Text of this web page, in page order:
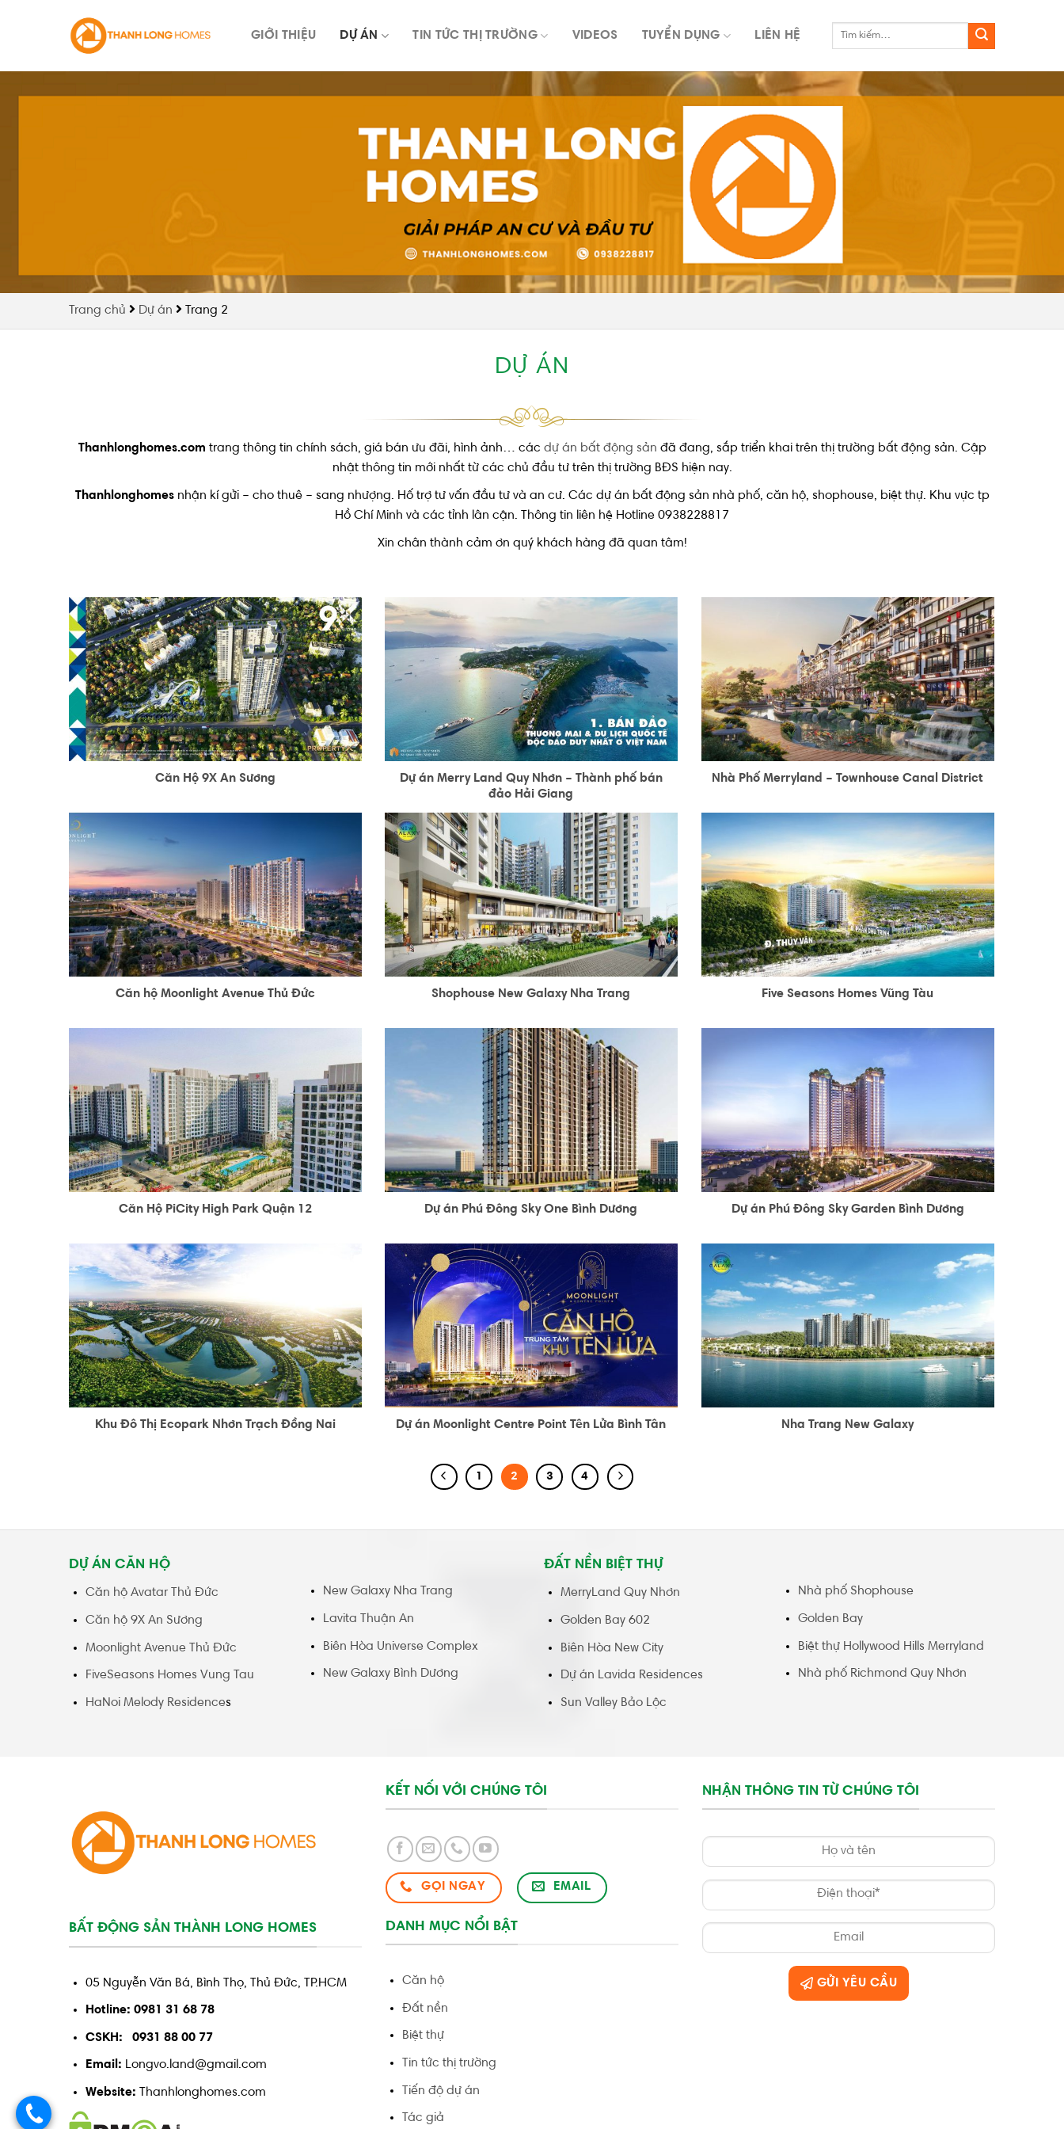
GIỚI THIỆU DỰ ÁN TIN TỨC THỊ TRƯỜNG VIDEOS TUYỂN DỤNG LIÊN HỆ
Trang chủ Dự án Trang 2
DỰ ÁN
Thanhlonghomes.com trang thông tin chính sách, giá bán ưu đãi, hình ảnh… các dự án bất động sản đã đang, sắp triển khai trên thị trường bất động sản. Cập
nhật thông tin mới nhất từ các chủ đầu tư trên thị trường BĐS hiện nay.
Thanhlonghomes nhận kí gửi – cho thuê – sang nhượng. Hố trợ tư vấn đầu tư và an cư. Các dự án bất động sản nhà phố, căn hộ, shophouse, biệt thự. Khu vực tp
Hồ Chí Minh và các tỉnh lân cận. Thông tin liên hệ Hotline 0938228817
Xin chân thành cảm ơn quý khách hàng đã quan tâm!
Căn Hộ 9X An Sương
Dự án Merry Land Quy Nhơn – Thành phố bán
đảo Hải Giang
Nhà Phố Merryland – Townhouse Canal District
Căn hộ Moonlight Avenue Thủ Đức Shophouse New Galaxy Nha Trang Five Seasons Homes Vũng Tàu
Căn Hộ PiCity High Park Quận 12 Dự án Phú Đông Sky One Bình Dương Dự án Phú Đông Sky Garden Bình Dương
Khu Đô Thị Ecopark Nhơn Trạch Đồng Nai Dự án Moonlight Centre Point Tên Lửa Bình Tân Nha Trang New Galaxy
1 2 3 4
DỰ ÁN CĂN HỘ
Căn hộ Avatar Thủ Đức
Căn hộ 9X An Sương
Moonlight Avenue Thủ Đức
FiveSeasons Homes Vung Tau
HaNoi Melody Residences
New Galaxy Nha Trang
Lavita Thuận An
Biên Hòa Universe Complex
New Galaxy Bình Dương
ĐẤT NỀN BIỆT THỰ
MerryLand Quy Nhơn
Golden Bay 602
Biên Hòa New City
Dự án Lavida Residences
Sun Valley Bảo Lộc
Nhà phố Shophouse
Golden Bay
Biệt thự Hollywood Hills Merryland
Nhà phố Richmond Quy Nhơn
BẤT ĐỘNG SẢN THÀNH LONG HOMES
05 Nguyễn Văn Bá, Bình Thọ, Thủ Đức, TP.HCM
Hotline: 0981 31 68 78
CSKH: 0931 88 00 77
Email: Longvo.land@gmail.com
Website: Thanhlonghomes.com
KẾT NỐI VỚI CHÚNG TÔI
GỌI NGAY EMAIL
DANH MỤC NỔI BẬT
Căn hộ
Đất nền
Biệt thự
Tin tức thị trường
Tiến độ dự án
Tác giả
NHẬN THÔNG TIN TỪ CHÚNG TÔI
GỬI YÊU CẦU